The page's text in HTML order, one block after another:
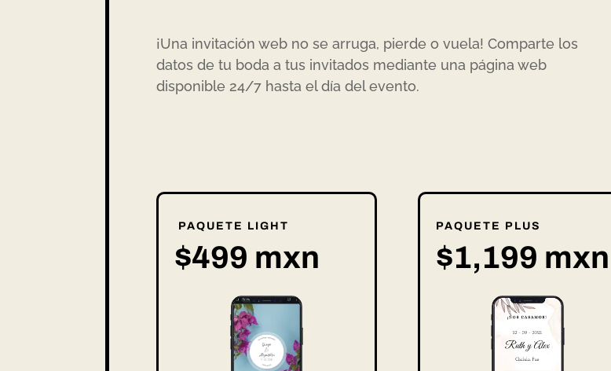
¡Una invitación web no se arruga, pierde o vuela! Comparte los
datos de tu boda a tus invitados mediante una página web
disponible 24/7 hasta el día del evento.
PAQUETE LIGHT
$499 mxn
PAQUETE PLUS
$1,199 mxn